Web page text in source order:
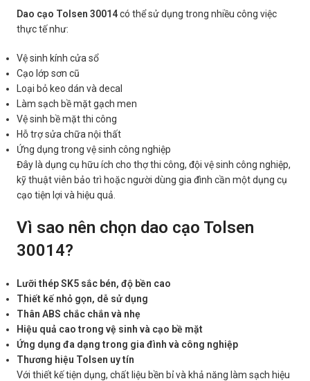
Dao cạo Tolsen 30014có thể sử dụng trong nhiều công việc
thực tế như:
Vệ sinh kính cửa sổ
Cạo lớp sơn cũ
Loại bỏ keo dán và decal
Làm sạch bề mặt gạch men
Vệ sinh bề mặt thi công
Hỗ trợ sửa chữa nội thất
Ứng dụng trong vệ sinh công nghiệp
Đây là dụng cụ hữu ích cho thợ thi công, đội vệ sinh công nghiệp,
kỹ thuật viên bảo trì hoặc người dùng gia đình cần một dụng cụ
cạo tiện lợi và hiệu quả.
Vì sao nên chọn dao cạo Tolsen
30014?
Lưỡi thép SK5 sắc bén, độ bền cao
Thiết kế nhỏ gọn, dễ sử dụng
Thân ABS chắc chắn và nhẹ
Hiệu quả cao trong vệ sinh và cạo bề mặt
Ứng dụng đa dạng trong gia đình và công nghiệp
Thương hiệu Tolsen uy tín
Với thiết kế tiện dụng, chất liệu bền bỉ và khả năng làm sạch hiệu